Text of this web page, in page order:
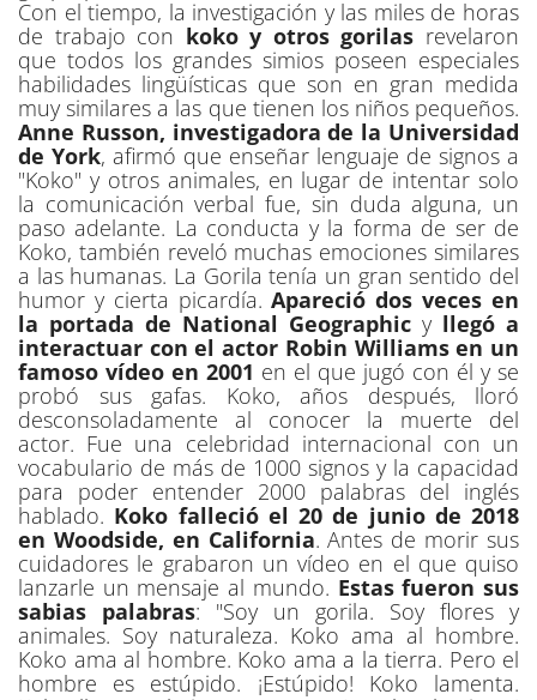
Con el tiempo, la investigación y las miles de horas
de trabajo con koko y otros gorilas revelaron
que todos los grandes simios poseen especiales
habilidades lingüísticas que son en gran medida
muy similares a las que tienen los niños pequeños.
Anne Russon, investigadora de la Universidad
de York, afirmó que enseñar lenguaje de signos a
"Koko" y otros animales, en lugar de intentar solo
la comunicación verbal fue, sin duda alguna, un
paso adelante. La conducta y la forma de ser de
Koko, también reveló muchas emociones similares
a las humanas. La Gorila tenía un gran sentido del
humor y cierta picardía.Apareció dos veces en
la portada de National Geographic y llegó a
interactuar con el actor Robin Williams en un
famoso vídeo en 2001 en el que jugó con él y se
probó sus gafas. Koko, años después, lloró
desconsoladamente al conocer la muerte del
actor. Fue una celebridad internacional con un
vocabulario de más de 1000 signos y la capacidad
para poder entender 2000 palabras del inglés
hablado. Koko falleció el 20 de junio de 2018
en Woodside, en California. Antes de morir sus
cuidadores le grabaron un vídeo en el que quiso
lanzarle un mensaje al mundo. Estas fueron sus
sabias palabras: "Soy un gorila. Soy flores y
animales. Soy naturaleza. Koko ama al hombre.
Koko ama al hombre. Koko ama a la tierra. Pero el
hombre es estúpido. ¡Estúpido! Koko lamenta.